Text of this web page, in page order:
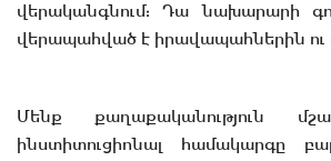
վերականգնում: Դա նախարարի
վերապահված է իրավապահներին
Մենք քաղաքականություն
ինստիտուցիոնալ համակարգը